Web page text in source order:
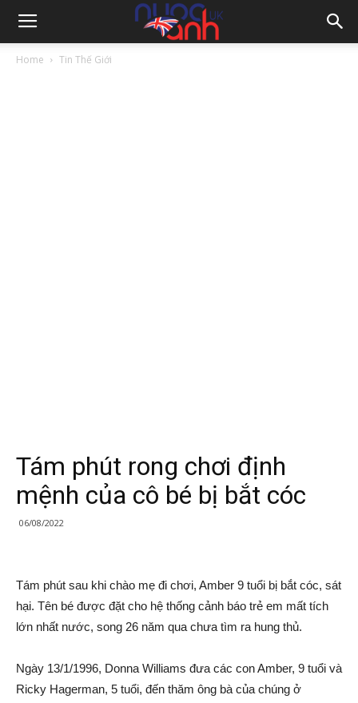
Home Tin Thế Giới
Tám phút rong chơi định
mệnh của cô bé bị bắt cóc
06/08/2022
Tám phút sau khi chào mẹ đi chơi, Amber 9 tuổi bị bắt cóc, sát
hại. Tên bé được đặt cho hệ thống cảnh báo trẻ em mất tích
lớn nhất nước, song 26 năm qua chưa tìm ra hung thủ.
Ngày 13/1/1996, Donna Williams đưa các con Amber, 9 tuổi và
Ricky Hagerman, 5 tuổi, đến thăm ông bà của chúng ở